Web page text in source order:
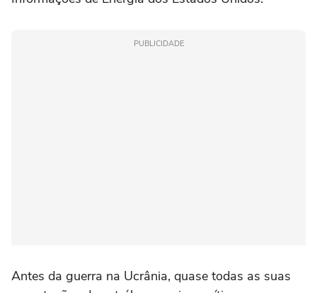
PUBLICIDADE
Antes da guerra na Ucrânia, quase todas as suas